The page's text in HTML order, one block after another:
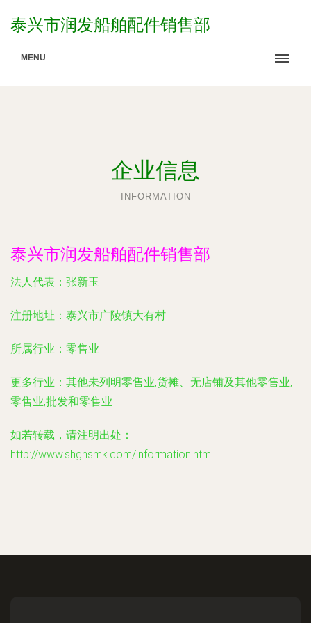
泰兴市润发船舶配件销售部
MENU
企业信息
INFORMATION
泰兴市润发船舶配件销售部
法人代表： 张新玉
注册地址： 泰兴市广陵镇大有村
所属行业： 零售业
更多行业： 其他未列明零售业,货摊、无店铺及其他零售业,
零售业,批发和零售业
如若转载，请注明出处：
http://www.shghsmk.com/information.html